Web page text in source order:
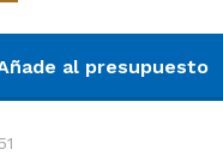
al presupuesto